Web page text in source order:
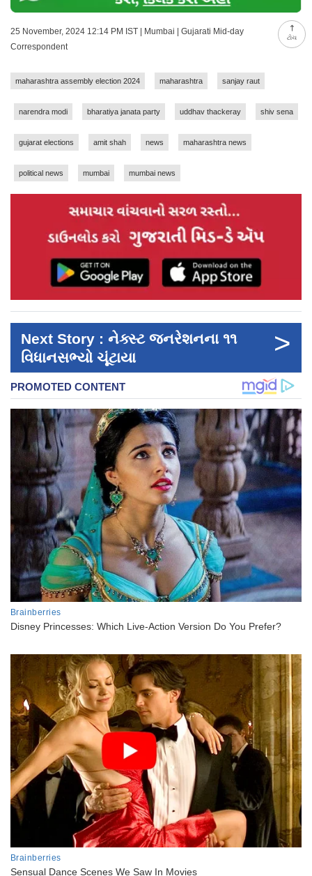
ટોચ
25 November, 2024 12:14 PM IST | Mumbai | Gujarati Mid-day
Correspondent
maharashtra assembly election 2024 maharashtra sanjay raut
narendra modi bharatiya janata party uddhav thackeray shiv sena
gujarat elections amit shah news maharashtra news
political news mumbai mumbai news
Next Story : નેક્સ્ટ જનરેશનના ૧૧
વિધાનસભ્યો ચૂંટાયા
>